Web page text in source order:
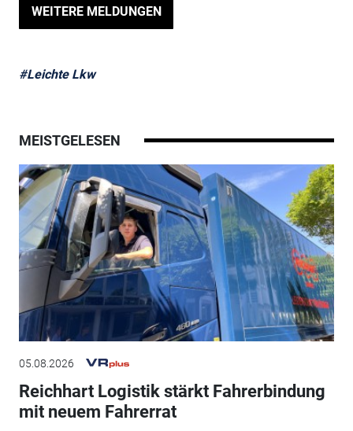
WEITERE MELDUNGEN
#Leichte Lkw
MEISTGELESEN
05.08.2026
Reichhart Logistik stärkt Fahrerbindung
mit neuem Fahrerrat